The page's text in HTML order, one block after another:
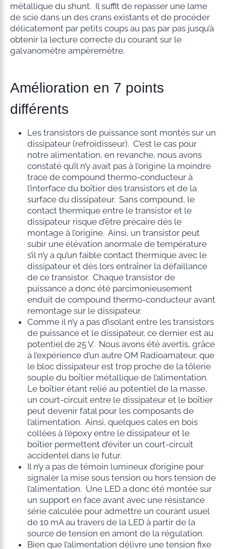
métallique du shunt. Il suffit de repasser une lame
de scie dans un des crans existants et de procéder
délicatement par petits coups au pas par pas jusqu’à
obtenir la lecture correcte du courant sur le
galvanomètre ampèremètre.
Amélioration en 7 points
différents
Les transistors de puissance sont montés sur un
dissipateur (refroidisseur). C’est le cas pour
notre alimentation, en revanche, nous avons
constaté qu’il n’y avait pas à l’origine la moindre
trace de compound thermo-conducteur à
l’interface du boîtier des transistors et de la
surface du dissipateur. Sans compound, le
contact thermique entre le transistor et le
dissipateur risque d’être précaire dès le
montage à l’origine. Ainsi, un transistor peut
subir une élévation anormale de température
s’il n’y a qu’un faible contact thermique avec le
dissipateur et dès lors entraîner la défaillance
de ce transistor. Chaque transistor de
puissance a donc été parcimonieusement
enduit de compound thermo-conducteur avant
remontage sur le dissipateur.
Comme il n’y a pas d’isolant entre les transistors
de puissance et le dissipateur, ce dernier est au
potentiel de 25 V. Nous avons été avertis, grâce
à l’expérience d’un autre OM Radioamateur, que
le bloc dissipateur est trop proche de la tôlerie
souple du boîtier métallique de l’alimentation.
Le boîtier étant relié au potentiel de la masse,
un court-circuit entre le dissipateur et le boîtier
peut devenir fatal pour les composants de
l’alimentation. Ainsi, quelques cales en bois
collées à l’époxy entre le dissipateur et le
boîtier permettent d’éviter un court-circuit
accidentel dans le futur.
Il n’y a pas de témoin lumineux d’origine pour
signaler la mise sous tension ou hors tension de
l’alimentation. Une LED a donc été montée sur
un support en face avant avec une résistance
série calculée pour admettre un courant usuel
de 10 mA au travers de la LED à partir de la
source de tension en amont de la régulation.
Bien que l’alimentation délivre une tension fixe